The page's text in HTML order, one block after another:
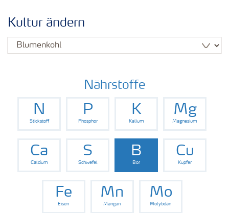
Düngemittel
Zukunft anpacken
Düngeranwendung
Kultur ändern
Nährstoffe
N
Stickstoff
P
Phosphor
K
Kalium
Mg
Magnesium
Ca
Calcium
S
Schwefel
B
Bor
Cu
Kupfer
Fe
Eisen
Mn
Mangan
Mo
Molybdän